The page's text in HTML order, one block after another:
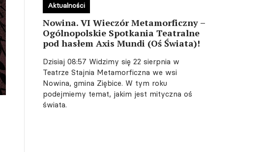
Nowina. VI Wieczór Metamorficzny –
Ogólnopolskie Spotkania Teatralne
pod hasłem Axis Mundi (Oś Świata)!
Dzisiaj 08:57 Widzimy się 22 sierpnia w
Teatrze Stajnia Metamorficzna we wsi
Nowina, gmina Ziębice. W tym roku
podejmiemy temat, jakim jest mityczna oś
świata.
Aktualności